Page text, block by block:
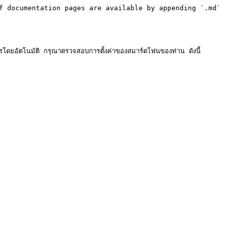
pages are available by appending `.md`
ดยอัตโนมัติ กรุณาตรวจสอบการตั้งค่าของสมาร์ตโฟนของท่าน ดังนี้